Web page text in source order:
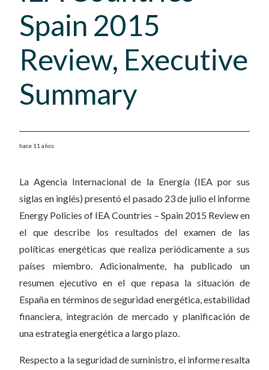
Spain 2015
Review, Executive
Summary
hace 11 años
La Agencia Internacional de la Energía (IEA por sus
siglas en inglés) presentó el pasado 23 de julio el informe
Energy Policies of IEA Countries – Spain 2015 Review en
el que describe los resultados del examen de las
políticas energéticas que realiza periódicamente a sus
países miembro. Adicionalmente, ha publicado un
resumen ejecutivo en el que repasa la situación de
España en términos de seguridad energética, estabilidad
financiera, integración de mercado y planificación de
una estrategia energética a largo plazo.
Respecto a la seguridad de suministro, el informe resalta